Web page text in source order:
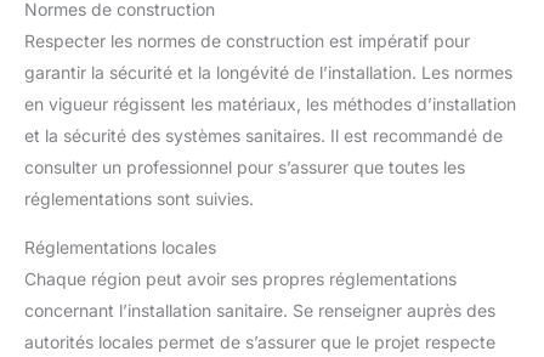
Normes de construction
Respecter les normes de construction est impératif pour
garantir la sécurité et la longévité de l’installation. Les normes
en vigueur régissent les matériaux, les méthodes d’installation
et la sécurité des systèmes sanitaires. Il est recommandé de
consulter un professionnel pour s’assurer que toutes les
réglementations sont suivies.
Réglementations locales
Chaque région peut avoir ses propres réglementations
concernant l’installation sanitaire. Se renseigner auprès des
autorités locales permet de s’assurer que le projet respecte